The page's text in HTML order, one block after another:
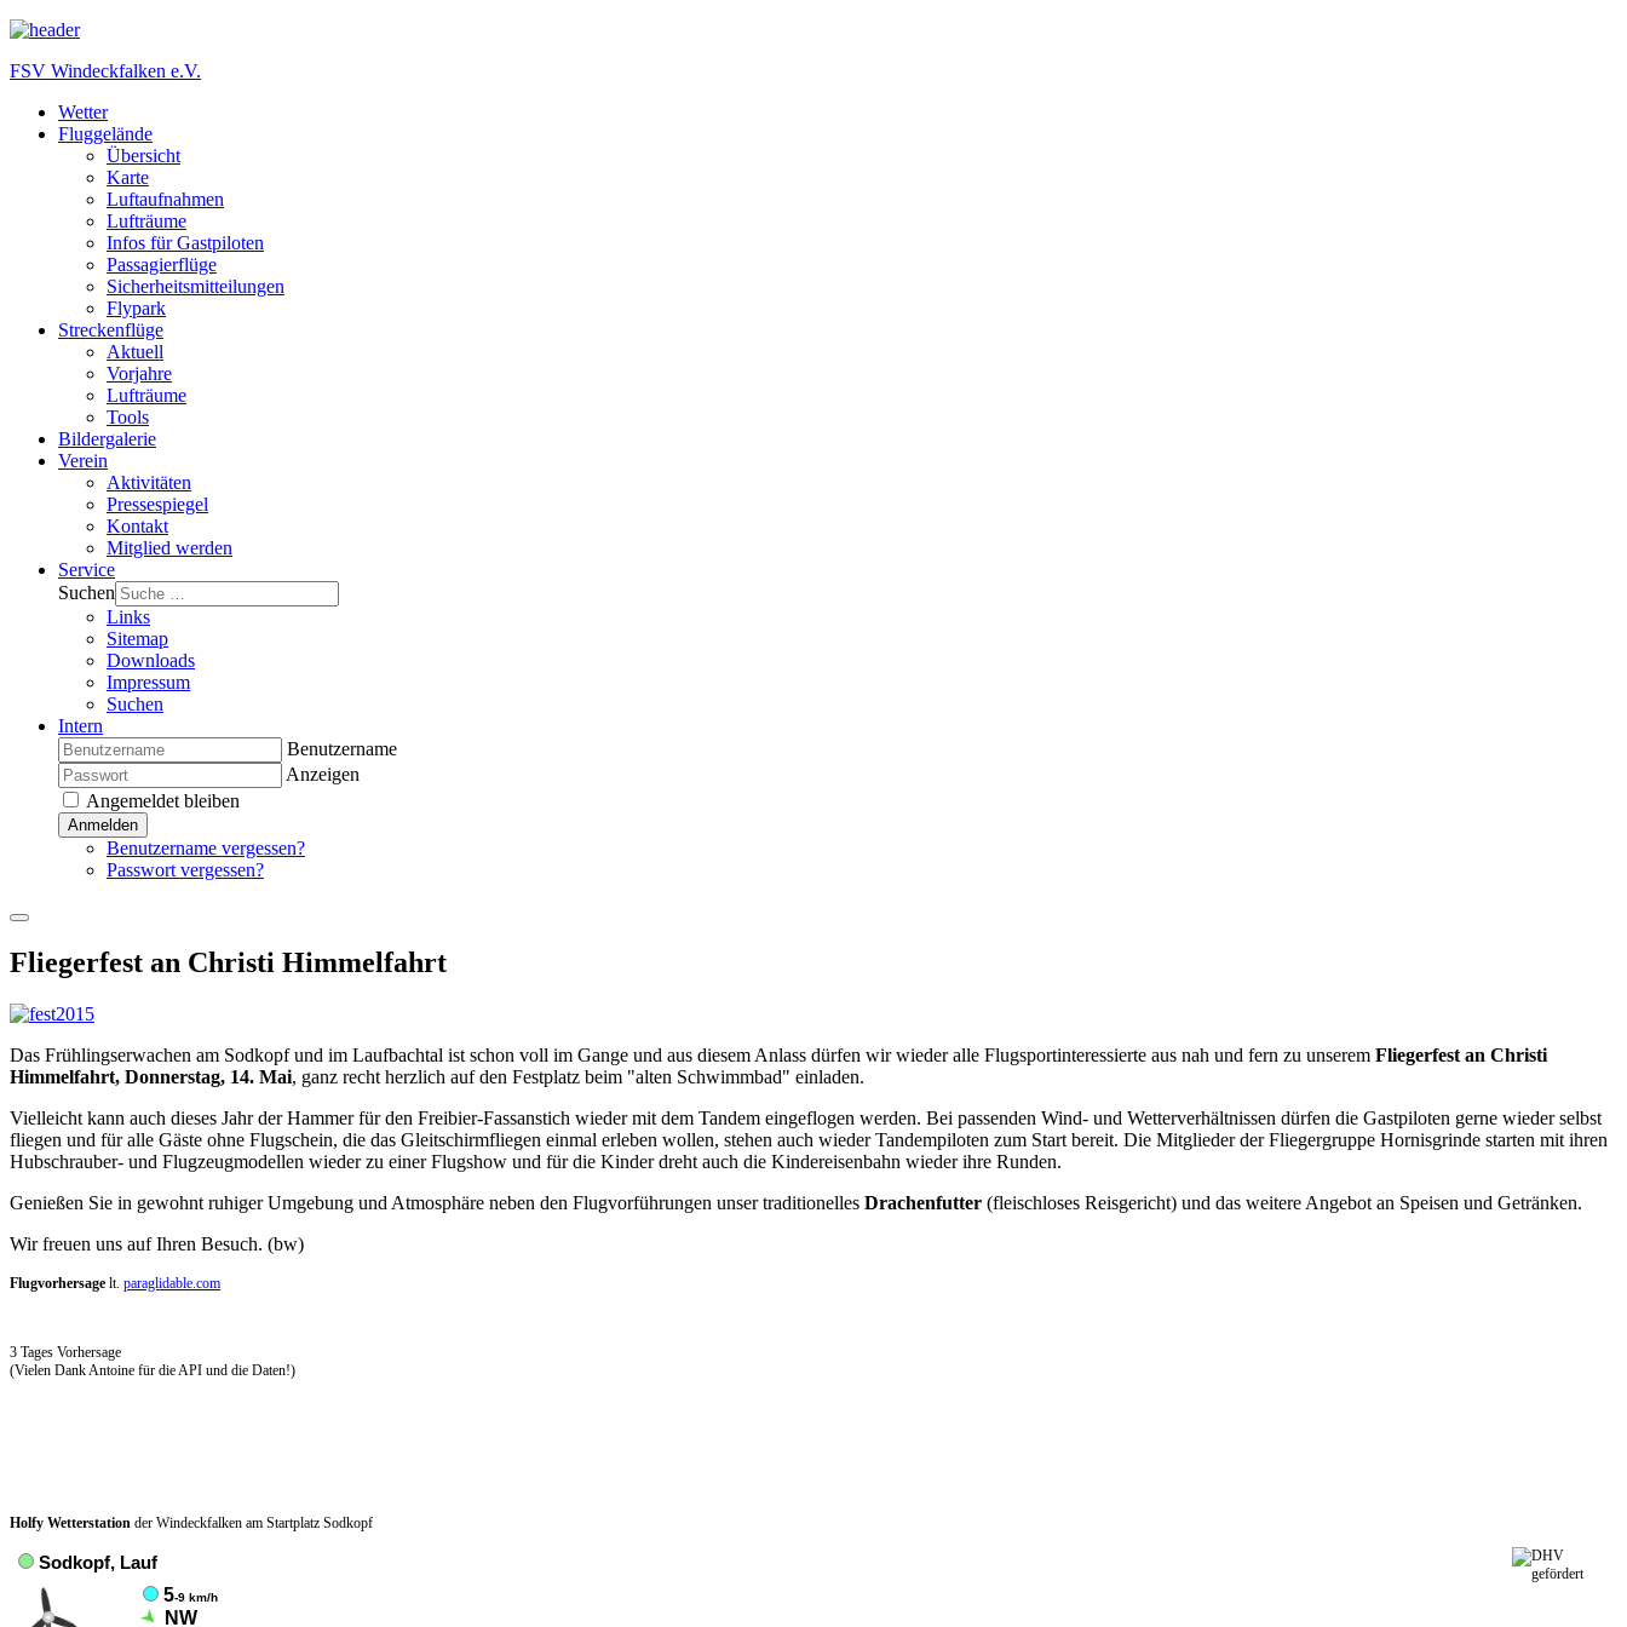
FSV Windeckfalken e.V.
Wetter
Fluggelände
Übersicht
Karte
Luftaufnahmen
Lufträume
Infos für Gastpiloten
Passagierflüge
Sicherheitsmitteilungen
Flypark
Streckenflüge
Aktuell
Vorjahre
Lufträume
Tools
Bildergalerie
Verein
Aktivitäten
Pressespiegel
Kontakt
Mitglied werden
Service
Suchen
Links
Sitemap
Downloads
Impressum
Suchen
Intern
Benutzername
Anzeigen
Angemeldet bleiben
Anmelden
Benutzername vergessen?
Passwort vergessen?
Fliegerfest an Christi Himmelfahrt
Das Frühlingserwachen am Sodkopf und im Laufbachtal ist schon voll im Gange und aus diesem Anlass dürfen wir wieder alle Flugsportinteressierte aus nah und fern zu unserem Fliegerfest an Christi
Himmelfahrt, Donnerstag, 14. Mai, ganz recht herzlich auf den Festplatz beim "alten Schwimmbad" einladen.
Vielleicht kann auch dieses Jahr der Hammer für den Freibier-Fassanstich wieder mit dem Tandem eingeflogen werden. Bei passenden Wind- und Wetterverhältnissen dürfen die Gastpiloten gerne wieder selbst
fliegen und für alle Gäste ohne Flugschein, die das Gleitschirmfliegen einmal erleben wollen, stehen auch wieder Tandempiloten zum Start bereit. Die Mitglieder der Fliegergruppe Hornisgrinde starten mit ihren
Hubschrauber- und Flugzeugmodellen wieder zu einer Flugshow und für die Kinder dreht auch die Kindereisenbahn wieder ihre Runden.
Genießen Sie in gewohnt ruhiger Umgebung und Atmosphäre neben den Flugvorführungen unser traditionelles Drachenfutter (fleischloses Reisgericht) und das weitere Angebot an Speisen und Getränken.
Wir freuen uns auf Ihren Besuch. (bw)
Flugvorhersage lt. paraglidable.com
3 Tages Vorhersage
(Vielen Dank Antoine für die API und die Daten!)
Holfy Wetterstation der Windeckfalken am Startplatz Sodkopf